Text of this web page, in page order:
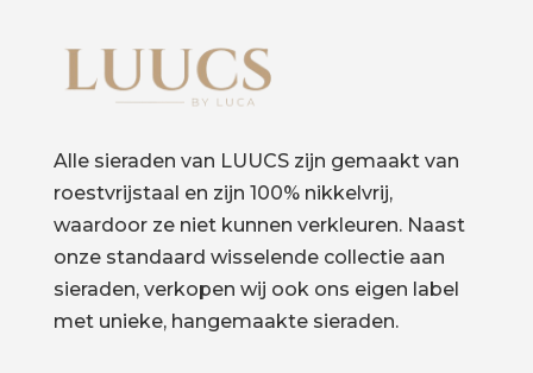
Alle sieraden van LUUCS zijn gemaakt van
roestvrijstaal en zijn 100% nikkelvrij,
waardoor ze niet kunnen verkleuren. Naast
onze standaard wisselende collectie aan
sieraden, verkopen wij ook ons eigen label
met unieke, hangemaakte sieraden.